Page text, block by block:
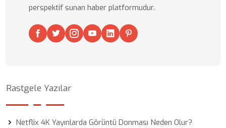
perspektif sunan haber platformudur.
Rastgele Yazılar
Netflix 4K Yayınlarda Görüntü Donması Neden Olur?